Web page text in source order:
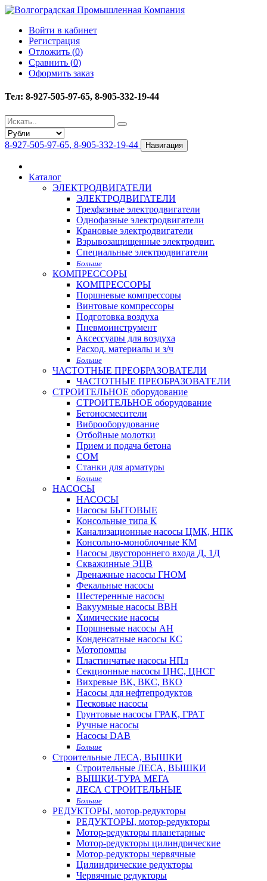
Войти в кабинет
Регистрация
Отложить (0)
Сравнить (0)
Оформить заказ
Тел: 8-927-505-97-65, 8-905-332-19-44
8-927-505-97-65, 8-905-332-19-44 Навигация
Каталог
ЭЛЕКТРОДВИГАТЕЛИ
ЭЛЕКТРОДВИГАТЕЛИ
Трехфазные электродвигатели
Однофазные электродвигатели
Крановые электродвигатели
Взрывозащищенные электродвиг.
Специальные электродвигатели
Больше
КОМПРЕССОРЫ
КОМПРЕССОРЫ
Поршневые компрессоры
Винтовые компрессоры
Подготовка воздуха
Пневмоинструмент
Аксессуары для воздуха
Расход. материалы и з/ч
Больше
ЧАСТОТНЫЕ ПРЕОБРАЗОВАТЕЛИ
ЧАСТОТНЫЕ ПРЕОБРАЗОВАТЕЛИ
СТРОИТЕЛЬНОЕ оборудование
СТРОИТЕЛЬНОЕ оборудование
Бетоносмесители
Виброоборудование
Отбойные молотки
Прием и подача бетона
СОМ
Станки для арматуры
Больше
НАСОСЫ
НАСОСЫ
Насосы БЫТОВЫЕ
Консольные типа К
Канализационные насосы ЦМК, НПК
Консольно-моноблочные КМ
Насосы двустороннего входа Д, 1Д
Скважинные ЭЦВ
Дренажные насосы ГНОМ
Фекальные насосы
Шестеренные насосы
Вакуумные насосы ВВН
Химические насосы
Поршневые насосы АН
Конденсатные насосы КС
Мотопомпы
Пластинчатые насосы НПл
Секционные насосы ЦНС, ЦНСГ
Вихревые ВК, ВКС, ВКО
Насосы для нефтепродуктов
Песковые насосы
Грунтовые насосы ГРАК, ГРАТ
Ручные насосы
Насосы DAB
Больше
Строительные ЛЕСА, ВЫШКИ
Строительные ЛЕСА, ВЫШКИ
ВЫШКИ-ТУРА МЕГА
ЛЕСА СТРОИТЕЛЬНЫЕ
Больше
РЕДУКТОРЫ, мотор-редукторы
РЕДУКТОРЫ, мотор-редукторы
Мотор-редукторы планетарные
Мотор-редукторы цилиндрические
Мотор-редукторы червячные
Цилиндрические редукторы
Червячные редукторы